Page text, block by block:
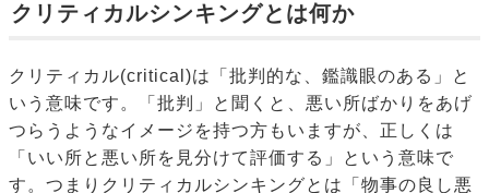
クリティカルシンキングとは何か
クリティカル(critical)は「批判的な、鑑識眼のある」と
いう意味です。「批判」と聞くと、悪い所ばかりをあげ
つらうようなイメージを持つ方もいますが、正しくは
「いい所と悪い所を見分けて評価する」という意味で
す。つまりクリティカルシンキングとは「物事の良し悪